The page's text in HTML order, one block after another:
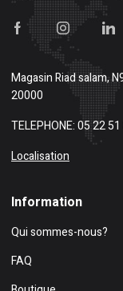
MagasinRiad salam,
20000
TELEPHONE: 05 22
Localisation
Information
Qui sommes-nous?
FAQ